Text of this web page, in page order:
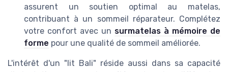
assurent un soutien optimal au matelas,
contribuant à un sommeil réparateur. Complétez
votre confort avec un surmatelas à mémoire de
forme pour une qualité de sommeil améliorée.
L'intérêt d'un "lit Bali" réside aussi dans sa capacité